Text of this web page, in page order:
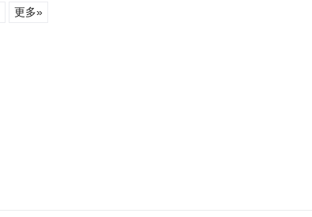
更多»